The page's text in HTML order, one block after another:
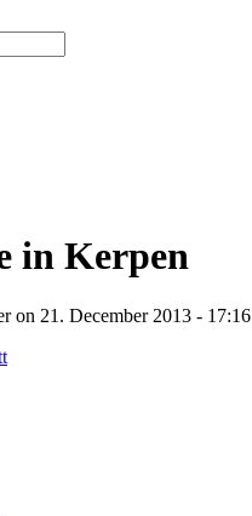
in Kerpen
on 21. December 2013 - 17:16